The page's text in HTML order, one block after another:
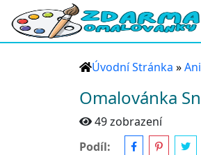
Úvodní Stránka »
Omalovánka
49 zobrazení
Podíl: